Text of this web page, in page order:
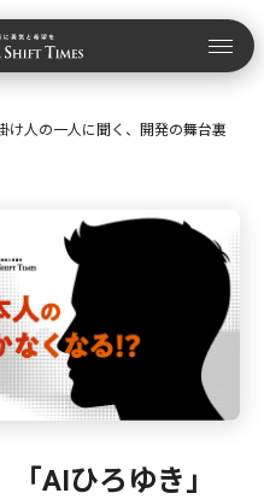
け人の一人に聞く、開発の舞台裏
AIひろゆき」